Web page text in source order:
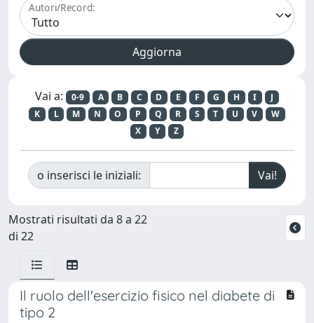
Autori/Record:
Vai a: 0-9 A B C D E F G H I
J
K
L M N O P Q R S T U V
W
X
Y Z
o inserisci le iniziali:
Mostrati risultati da 8 a 22
di 22
Il ruolo dell'esercizio fisico nel diabete di
tipo 2